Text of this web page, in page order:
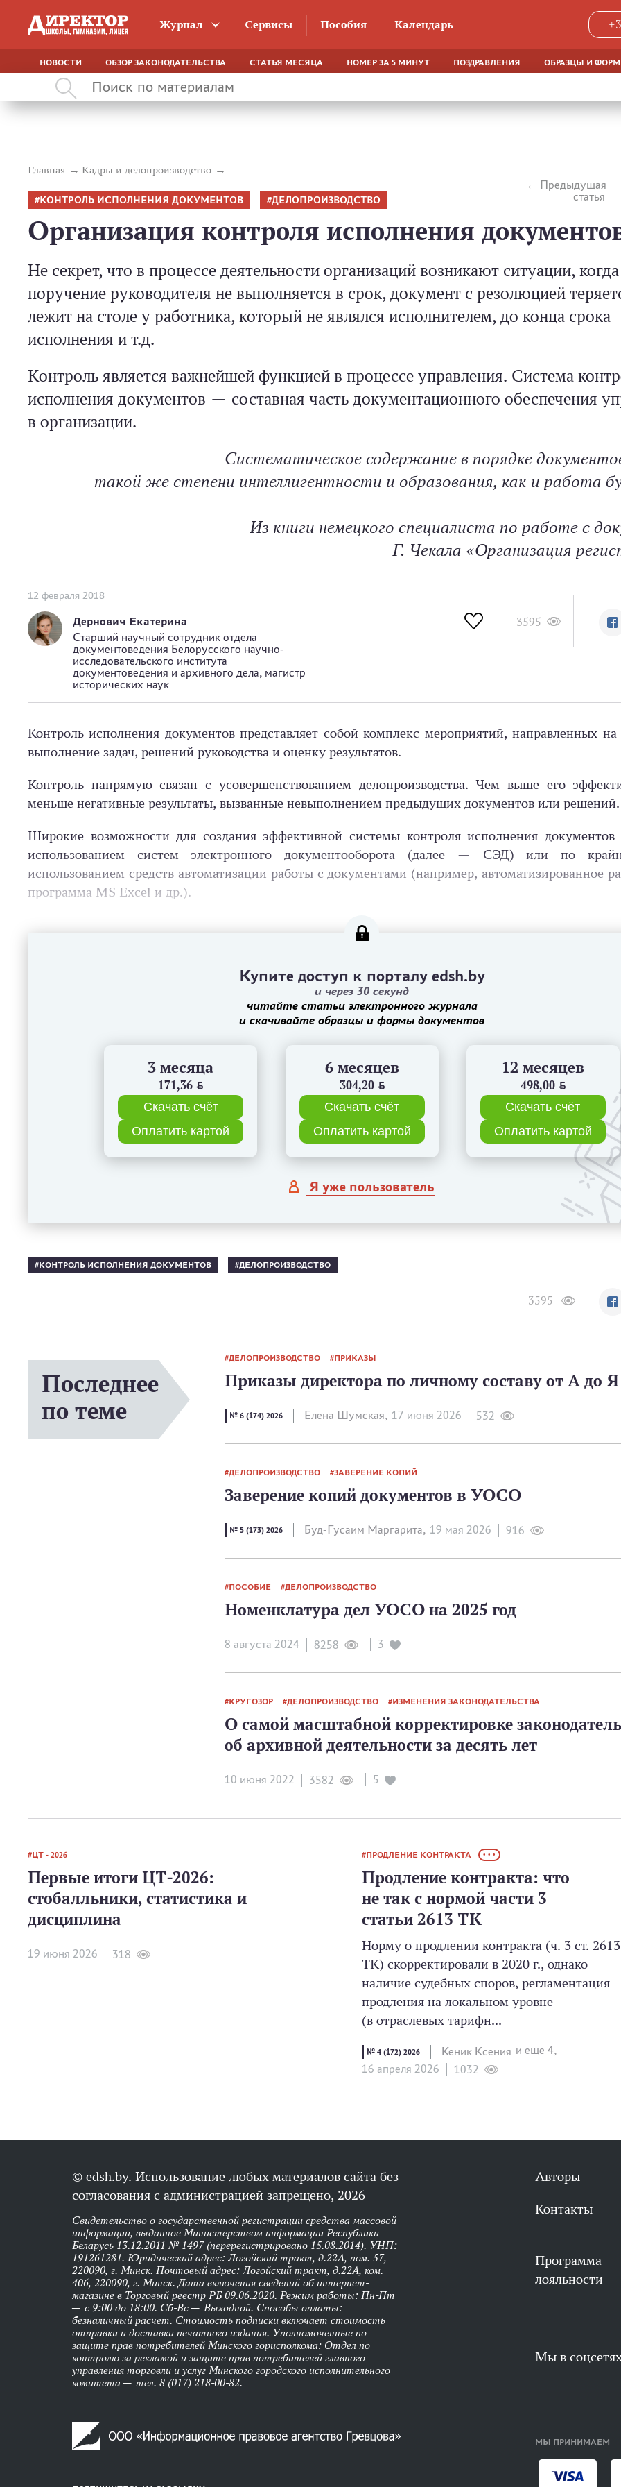
Журнал Сервисы Пособия Календарь
НОВОСТИ ОБЗОР ЗАКОНОДАТЕЛЬСТВА СТАТЬЯ МЕСЯЦА НОМЕР ЗА 5 МИНУТ ПОЗДРАВЛЕНИЯ ОБРАЗЦЫ И
Главная Кадры и делопроизводство
Предыдущая
статья
КОНТРОЛЬ ИСПОЛНЕНИЯ ДОКУМЕНТОВ ДЕЛОПРОИЗВОДСТВО
Организация контроля исполнения
Не секрет, что в процессе деятельности организаций возникают ситуации, когда
поручение руководителя не выполняется в срок, документ с резолюцией
лежит на столе у работника, который не являлся исполнителем, до конца срока
исполнения и т.д.
Контроль является важнейшей функцией в процессе управления. Система
исполнения документов — составная часть документационного обеспечения
в организации.
Систематическое содержание в порядке
такой же степени интеллигентности и образования, как и работа
Из книги немецкого специалиста по работе с
Г. Чекала «Организация
12 февраля 2018
Дернович Екатерина
Старший научный сотрудник отдела
документоведения Белорусского научно-
исследовательского института
документоведения и архивного дела, магистр
исторических наук
3595
Контроль исполнения документов представляет собой комплекс мероприятий, направленных на
выполнение задач, решений руководства и оценку результатов.
Контроль напрямую связан с усовершенствованием делопроизводства. Чем выше его
меньше негативные результаты, вызванные невыполнением предыдущих документов или решений.
Широкие возможности для создания эффективной системы контроля исполнения документов
использованием систем электронного документооборота (далее — СЭД) или по
использованием средств автоматизации работы с документами (например, автоматизированное
программа MS Exсel и др.).
Купите доступ к порталу edsh.by
и через 30 секунд
читайте статьи электронного журнала
и скачивайте образцы и формы документов
3 месяца
171,36 BYN
Скачать счёт
Оплатить картой
6 месяцев
304,20 BYN
Скачать счёт
Оплатить картой
12 месяцев
498,00 BYN
Скачать счёт
Оплатить картой
Я уже пользователь
КОНТРОЛЬ ИСПОЛНЕНИЯ ДОКУМЕНТОВ ДЕЛОПРОИЗВОДСТВО
3595
Последнее
по теме
ДЕЛОПРОИЗВОДСТВО ПРИКАЗЫ
Приказы директора по личному составу от А до Я
№ 6 (174) 2026 Елена Шумская, 17 июня 2026 532
ДЕЛОПРОИЗВОДСТВО ЗАВЕРЕНИЕ КОПИЙ
Заверение копий документов в УОСО
№ 5 (173) 2026 Буд-Гусаим Маргарита, 19 мая 2026 916
ПОСОБИЕ ДЕЛОПРОИЗВОДСТВО
Номенклатура дел УОСО на 2025 год
8 августа 2024 8258 3
КРУГОЗОР ДЕЛОПРОИЗВОДСТВО ИЗМЕНЕНИЯ ЗАКОНОДАТЕЛЬСТВА
О самой масштабной корректировке
об архивной деятельности за десять лет
10 июня 2022 3582 5
ЦТ - 2026
Первые итоги ЦТ-2026:
стобалльники, статистика и
дисциплина
19 июня 2026 318
ПРОДЛЕНИЕ КОНТРАКТА • • •
Продление контракта: что
не так с нормой части 3
статьи 2613 ТК
Норму о продлении контракта (ч. 3 ст. 2613
ТК) скорректировали в 2020 г., однако
наличие судебных споров, регламентация
продления на локальном уровне
(в отраслевых тарифн...
№ 4 (172) 2026 Кеник Ксения и еще 4,
16 апреля 2026
1032
© edsh.by. Использование любых материалов сайта без
согласования с администрацией запрещено, 2026
Свидетельство о государственной регистрации средства массовой
информации, выданное Министерством информации Республики
Беларусь 13.12.2011 № 1497 (перерегистрировано 15.08.2014). УНП:
191261281. Юридический адрес: Логойский тракт, д.22А, пом. 57,
220090, г. Минск. Почтовый адрес: Логойский тракт, д.22А, ком.
406, 220090, г. Минск. Дата включения сведений об интернет-
магазине в Торговый реестр РБ 09.06.2020. Режим работы: Пн-Пт
— с 9:00 до 18:00. Сб-Вс — Выходной. Способы оплаты:
безналичный расчет. Стоимость подписки включает стоимость
отправки и доставки печатного издания. Уполномоченные по
защите прав потребителей Минского горисполкома: Отдел по
контролю за рекламой и защите прав потребителей главного
управления торговли и услуг Минского городского исполнительного
комитета — тел. 8 (017) 218-00-82.
Авторы
Контакты
Программа
лояльности
Мы в
МЫ ПРИНИМАЕМ